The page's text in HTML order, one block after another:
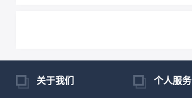
关于我们 个人服务